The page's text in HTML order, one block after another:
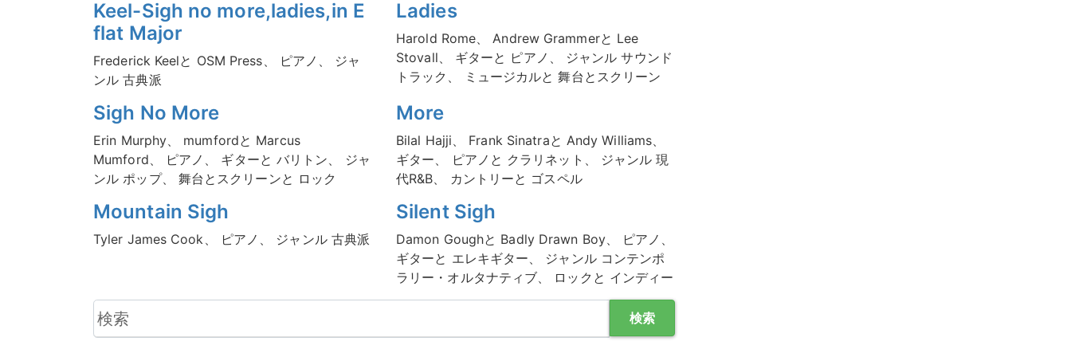
Keel-Sigh no more,ladies,in E
flat Major
Frederick Keelと OSM Press、 ピアノ、 ジャ
ンル 古典派
Ladies
Harold Rome、 Andrew Grammerと Lee
Stovall、 ギターと ピアノ、 ジャンル サウンド
トラック、 ミュージカルと 舞台とスクリーン
Sigh No More
Erin Murphy、 mumfordと Marcus
Mumford、 ピアノ、 ギターと バリトン、 ジャ
ンル ポップ、 舞台とスクリーンと ロック
More
Bilal Hajji、 Frank Sinatraと Andy Williams、
ギター、 ピアノと クラリネット、 ジャンル 現
代R&B、 カントリーと ゴスペル
Mountain Sigh
Tyler James Cook、 ピアノ、 ジャンル 古典派
Silent Sigh
Damon Goughと Badly Drawn Boy、 ピアノ、
ギターと エレキギター、 ジャンル コンテンポ
ラリー・オルタナティブ、 ロックと インディー
検索